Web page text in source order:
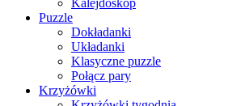
Puzzle
Dokładanki
Układanki
Klasyczne puzzle
Połącz pary
Krzyżówki